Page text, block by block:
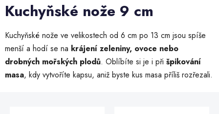
Kuchyňské nože 9 cm
Kuchyňské nože ve velikostech od 6 cm po 13 cm jsou spíše
menší a hodí se na krájení zeleniny, ovoce nebo
drobných mořských plodů. Oblíbíte si je i při špikování
masa, kdy vytvoříte kapsu, aniž byste kus masa příliš rozřezali.